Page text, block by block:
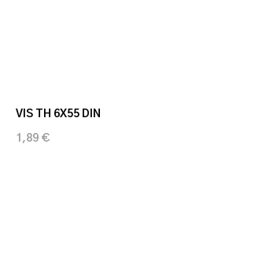
VIS TH 6X55 DIN
1,89 €